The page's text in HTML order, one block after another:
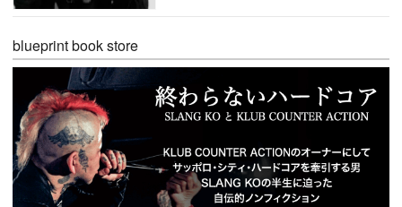
blueprint book store